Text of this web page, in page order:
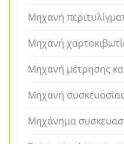
Μηχανή
Μηχανή
Μηχανή μέτρησης
Μηχανή
Μηχάνημα